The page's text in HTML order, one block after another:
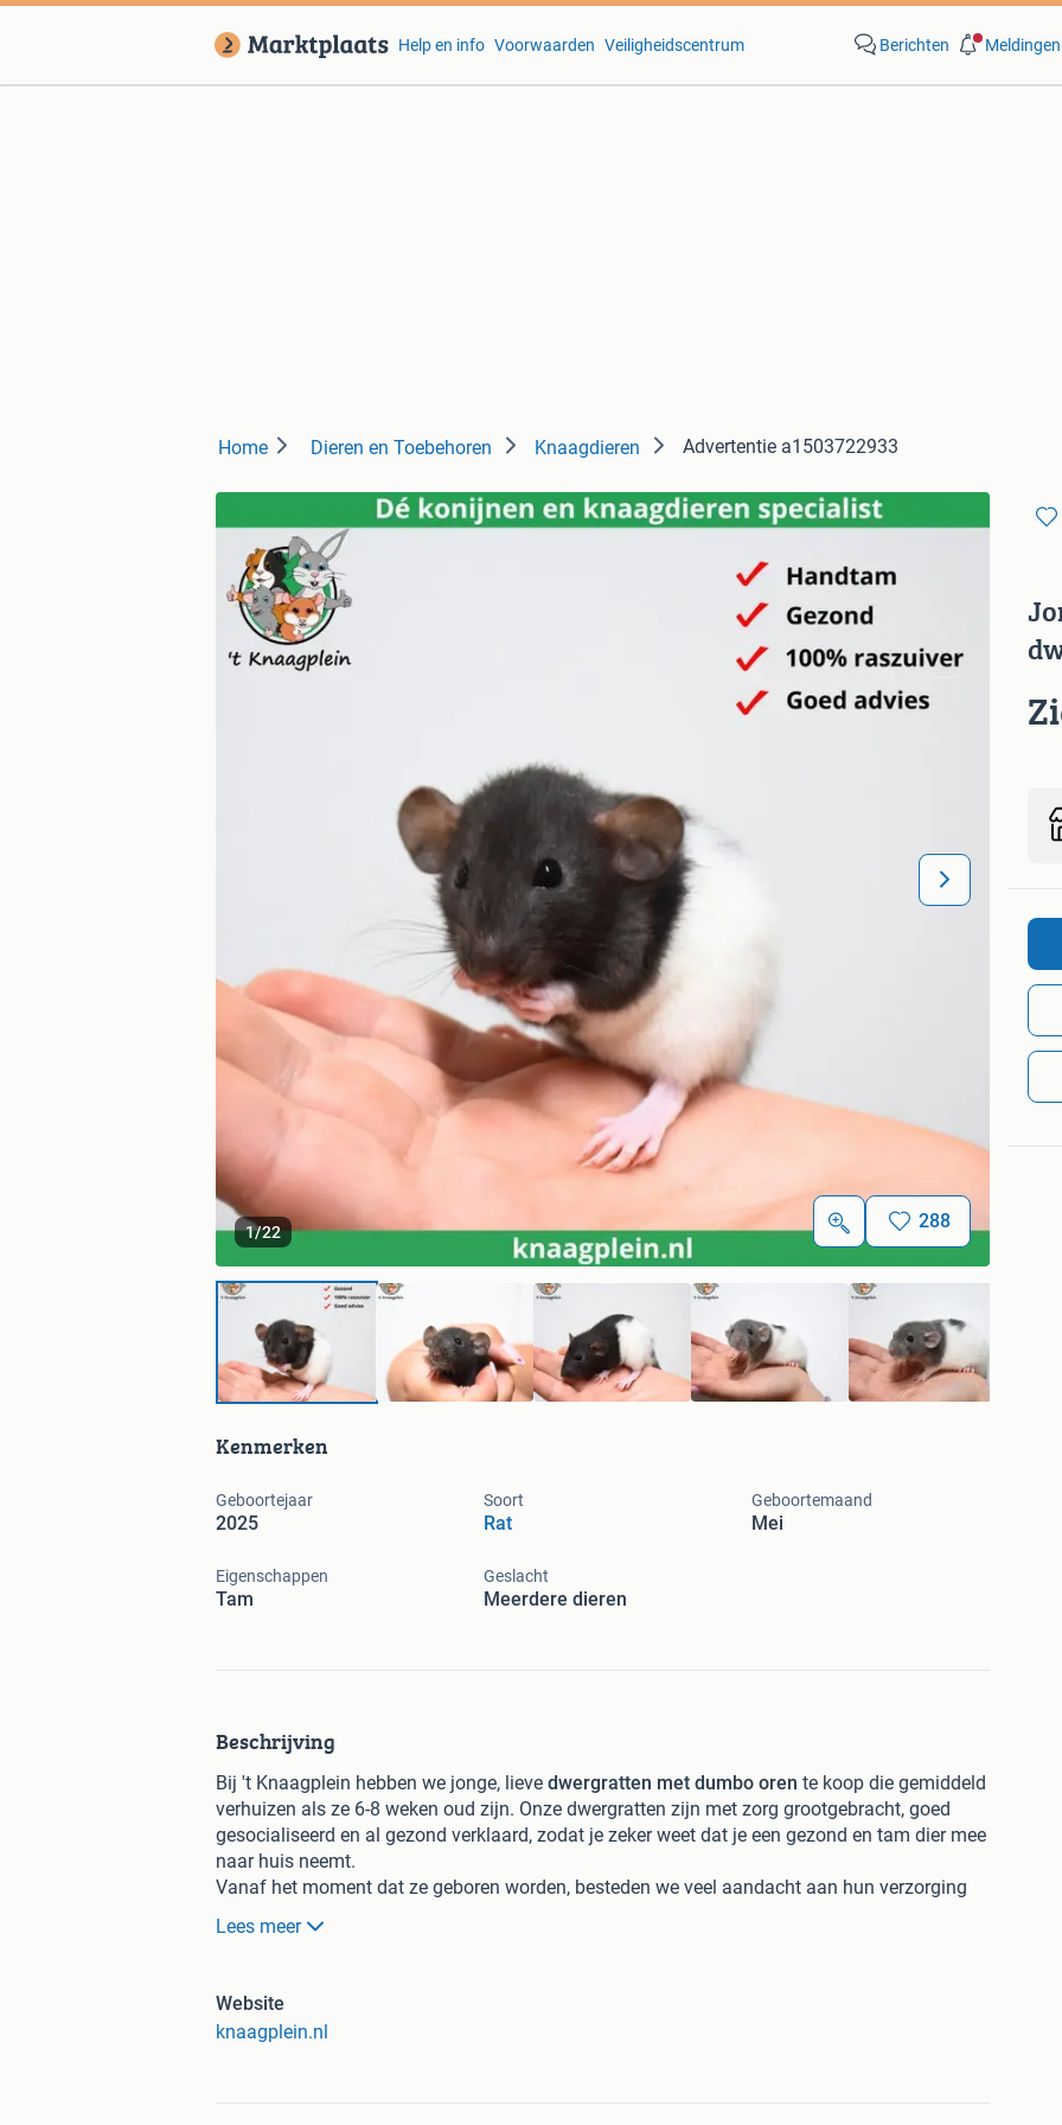
Help en info Voorwaarden Veiligheidscentrum Berichten Meldingen
Home Dieren en Toebehoren Knaagdieren Advertentie a1503722933
1/22 288
Kenmerken
Geboortejaar
2025
Soort
Rat
Geboortemaand
Mei
Eigenschappen
Tam
Geslacht
Meerdere dieren
Beschrijving
Bij 't Knaagplein hebben we jonge, lieve dwergratten met dumbo oren te koop die gemiddeld
verhuizen als ze 6-8 weken oud zijn. Onze dwergratten zijn met zorg grootgebracht, goed
gesocialiseerd en al gezond verklaard, zodat je zeker weet dat je een gezond en tam dier mee
naar huis neemt.
Vanaf het moment dat ze geboren worden, besteden we veel aandacht aan hun verzorging
en socialisatie. Hierdoor hebben ze een vriendelijk karakter en zijn ze gemakkelijk handtam te
maken.
Onze dwergratten kosten vanaf €40 per dier. Voor dit bedrag krijg je een dwergrat die niet
huis gaan, worden ze zorgvuldig nagekeken.
Lees meer
Website
knaagplein.nl